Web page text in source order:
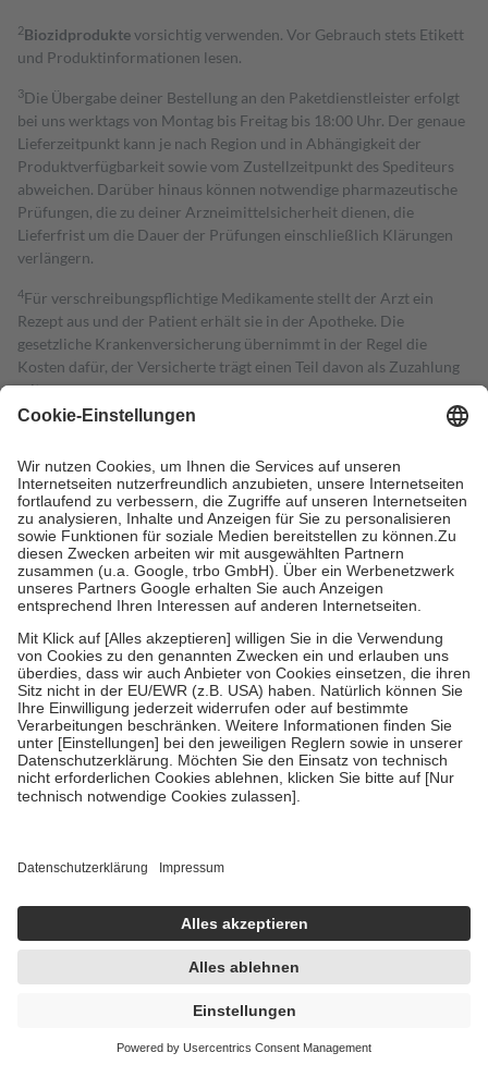
2Biozidproduktevorsichtig verwenden. Vor Gebrauch stets Etikett
und Produktinformationen lesen.
3Die Übergabe deiner Bestellung an den Paketdienstleister erfolgt
bei uns werktags von Montag bis Freitag bis 18:00 Uhr. Der genaue
Lieferzeitpunkt kann je nach Region und in Abhängigkeit der
Produktverfügbarkeit sowie vom Zustellzeitpunkt des Spediteurs
abweichen. Darüber hinaus können notwendige pharmazeutische
Prüfungen, die zu deiner Arzneimittelsicherheit dienen, die
Lieferfrist um die Dauer der Prüfungen einschließlich Klärungen
verlängern.
4Für verschreibungspflichtige Medikamente stellt der Arzt ein
Rezept aus und der Patient erhält sie in der Apotheke. Die
gesetzliche Krankenversicherung übernimmt in der Regel die
Kosten dafür, der Versicherte trägt einen Teil davon als Zuzahlung
mit.
Grundsätzlich leisten Mitglieder Zuzahlungen in Höhe von zehn
höchstens zehn Euro.
Es sind jedoch nie mehr als die tatsächlichen
Kosten der Leistung zu entrichten.
Diese Regeln gelten grundsätzlich auch für Online-Apotheken.
Bei Heilmitteln und häuslicher Krankenpflege beträgt die
Zuzahlung zehn Prozent der Kosten sowie zehn Euro je
Verordnung.
Um das Engagement der Versicherten für ihre eigene Gesundheit zu
stärken und die besondere Stellung der Familie zu unterstützen,
fallenkeine Zuzahlungenan bei:
• Kindern und Jugendlichen bis zum vollendeten 18. Lebensjahr
mit Ausnahme der Fahrkosten
• Untersuchungen zur Vorsorge und Früherkennung, die von der
GKV getragen werden
• empfohlenen Schutzimpfungen
• Harn- und Blutteststreifen
getroffen, um sicherzustellen, dass es sich um echte Bewertungen
https://help.etrusted.com/hc/de/articles/4419944605341
Einige Bilder und Inhalte wurden unter Zuhilfenahme künstlicher